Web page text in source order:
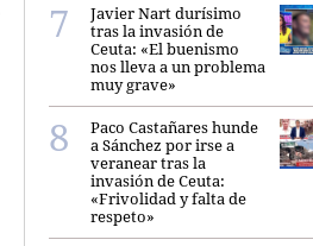
Javier Nart durísimo
tras la invasión de
Ceuta: «El buenismo
nos lleva a un problema
muy grave»
Paco Castañares hunde
a Sánchez por irse a
veranear tras la
invasión de Ceuta:
«Frivolidad y falta de
respeto»